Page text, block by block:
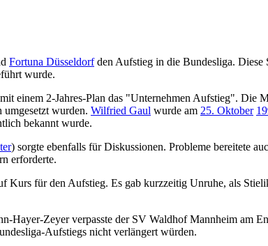
Fortuna Düsseldorfden Aufstieg in die Bundesliga. Diese
wurde.
mit einem 2-Jahres-Plan das "Unternehmen Aufstieg". Die
umgesetzt wurden. Wilfried Gaul wurde am 25. Oktober
bekannt wurde.
) sorgte ebenfalls für Diskussionen. Probleme bereitete
erforderte.
Kurs für den Aufstieg. Es gab kurzzeitig Unruhe, als
Hayer-Zeyer verpasste der SV Waldhof Mannheim am
Aufstiegs nicht verlängert würden.